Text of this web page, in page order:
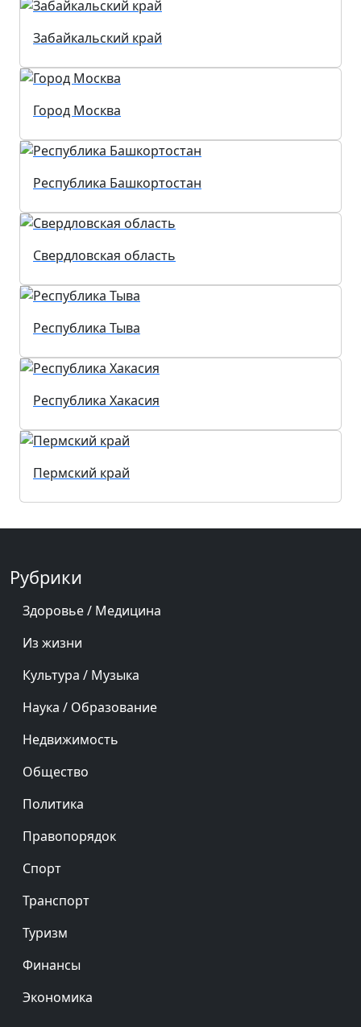
Забайкальский край
Город Москва
Республика Башкортостан
Свердловская область
Республика Тыва
Республика Хакасия
Пермский край
Рубрики
Здоровье / Медицина
Из жизни
Культура / Музыка
Наука / Образование
Недвижимость
Общество
Политика
Правопорядок
Спорт
Транспорт
Туризм
Финансы
Экономика